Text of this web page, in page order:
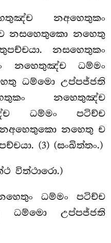
නඅහෙතුකං
නසහෙතුකො නහෙතු
නසහෙතුකං
නහෙතුඤ්ච ධම්මං
ධම්මො උප්පජ්ජති
නහෙතුඤ්ච
ධම්මං පටිච්ච
නහෙතු ච
(3) (සංඛිත්තං.)
විත්ථාරො.)
ධම්මං පටිච්ච
ධම්මො උප්පජ්ජති